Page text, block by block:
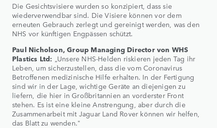
Die Gesichtsvisiere wurden so konzipiert, dass sie
wiederverwendbar sind. Die Visiere können vor dem
erneuten Gebrauch zerlegt und gereinigt werden, was den
NHS vor künftigen Engpässen schützt.
Paul Nicholson, Group Managing Director von WHS
Plastics Ltd: „Unsere NHS-Helden riskieren jeden Tag ihr
Leben, um sicherzustellen, dass die vom Coronavirus
Betroffenen medizinische Hilfe erhalten. In der Fertigung
sind wir in der Lage, wichtige Geräte an diejenigen zu
liefern, die hier in Großbritannien an vorderster Front
stehen. Es ist eine kleine Anstrengung, aber durch die
Zusammenarbeit mit Jaguar Land Rover können wir helfen,
das Blatt zu wenden."